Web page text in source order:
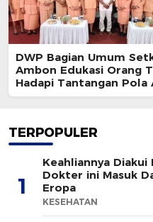
DWP Bagian Umum
Ambon Edukasi Orang
Hadapi Tantangan Pola
Modern
TERPOPULER
1
Keahliannya
Dokter ini Masuk
Eropa
KESEHATAN